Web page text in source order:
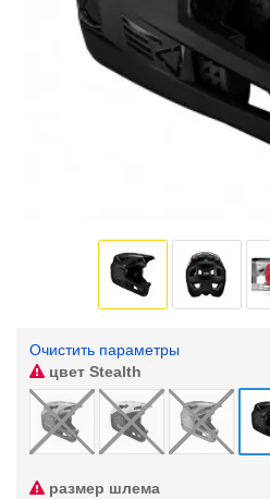
Очистить параметры
цвет Stealth
размер шлема